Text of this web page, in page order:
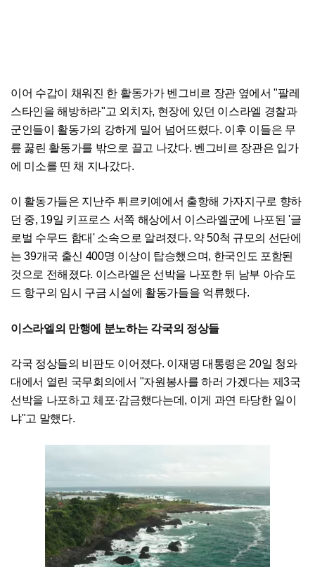
이어 수갑이 채워진 한 활동가가 벤그비르 장관 옆에서 "팔레
스타인을 해방하라"고 외치자, 현장에 있던 이스라엘 경찰과
군인들이 활동가의 강하게 밀어 넘어뜨렸다. 이후 이들은 무
릎 꿇린 활동가를 밖으로 끌고 나갔다. 벤그비르 장관은 입가
에 미소를 띤 채 지나갔다.
이 활동가들은 지난주 튀르키예에서 출항해 가자지구로 향하
던 중, 19일 키프로스 서쪽 해상에서 이스라엘군에 나포된 '글
로벌 수무드 함대' 소속으로 알려졌다. 약 50척 규모의 선단에
는 39개국 출신 400명 이상이 탑승했으며, 한국인도 포함된
것으로 전해졌다. 이스라엘은 선박을 나포한 뒤 남부 아슈도
드 항구의 임시 구금 시설에 활동가들을 억류했다.
이스라엘의 만행에 분노하는 각국의 정상들
각국 정상들의 비판도 이어졌다. 이재명 대통령은 20일 청와
대에서 열린 국무회의에서 "자원봉사를 하러 가겠다는 제3국
선박을 나포하고 체포·감금했다는데, 이게 과연 타당한 일이
냐"고 말했다.